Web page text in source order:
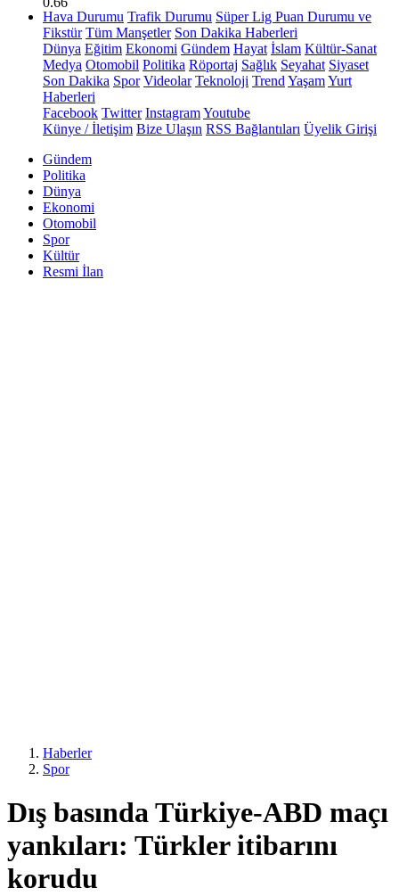
Hava Durumu Trafik Durumu Süper Lig Puan Durumu ve
Fikstür Tüm Manşetler Son Dakika Haberleri
Dünya Eğitim Ekonomi Gündem Hayat İslam Kültür-Sanat
Medya Otomobil Politika Röportaj Sağlık Seyahat Siyaset
Son Dakika Spor Videolar Teknoloji Trend YaşamYurt
Haberleri
Facebook Twitter InstagramYoutube
Künye / İletişim Bize Ulaşın RSS Bağlantıları Üyelik Girişi
Gündem
Politika
Dünya
Ekonomi
Otomobil
Spor
Kültür
Resmi İlan
Haberler
Spor
Dış basında Türkiye-ABD maçı
yankıları: Türkler itibarını
korudu